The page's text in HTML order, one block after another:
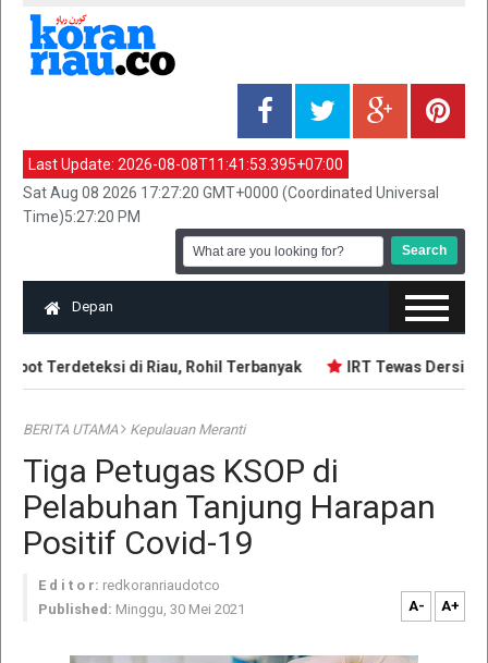
Last Update: 2026-08-08T11:41:53.395+07:00
Sat Aug 08 2026 17:27:20 GMT+0000 (Coordinated Universal
Time)5:27:20 PM
Depan
Terdeteksi di Riau, Rohil Terbanyak IRT Tewas
BERITA UTAMA Kepulauan Meranti
Tiga Petugas KSOP di
Pelabuhan Tanjung Harapan
Positif Covid-19
E d i t o r: redkoranriaudotco
Published: Minggu, 30 Mei 2021 A- A+